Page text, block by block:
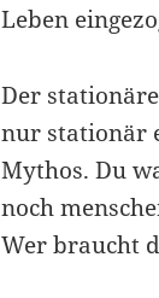
Leben
Der
nur stationär
Mythos. Du
noch
Wer braucht